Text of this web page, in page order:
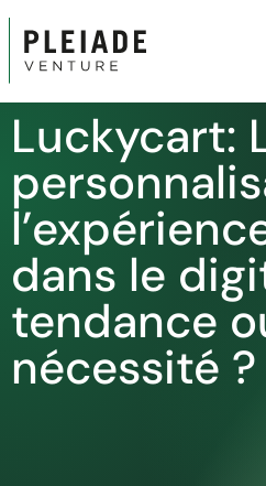
Luckycart:
dans le
tendance
nécessité ?